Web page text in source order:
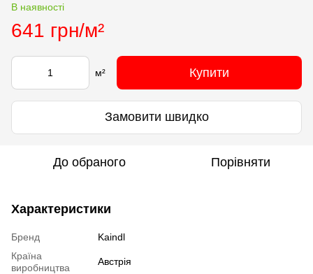
В наявності
641 грн/м²
м² Купити
Замовити швидко
До обраного Порівняти
Характеристики
Бренд
Kaindl
Країна
виробництва
Австрія